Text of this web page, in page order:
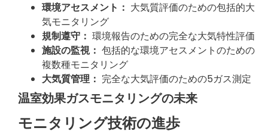
環境アセスメント： 大気質評価のための包括的大
気モニタリング
規制遵守： 環境報告のための完全な大気特性評価
施設の監視： 包括的な環境アセスメントのための
複数種モニタリング
大気質管理： 完全な大気評価のための5ガス測定
温室効果ガスモニタリングの未来
モニタリング技術の進歩